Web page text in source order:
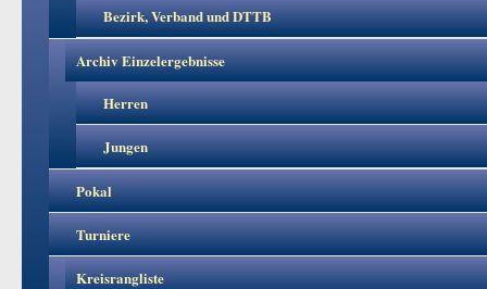
Bezirk, Verband und DTTB
Archiv Einzelergebnisse
Herren
Jungen
Pokal
Turniere
Kreisrangliste